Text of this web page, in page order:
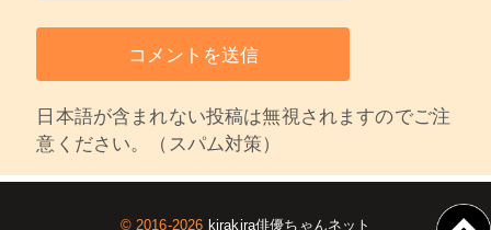
日本語が含まれない投稿は無視されますのでご注
意ください。（スパム対策）
© 2016-2026 kirakira俳優ちゃんネット